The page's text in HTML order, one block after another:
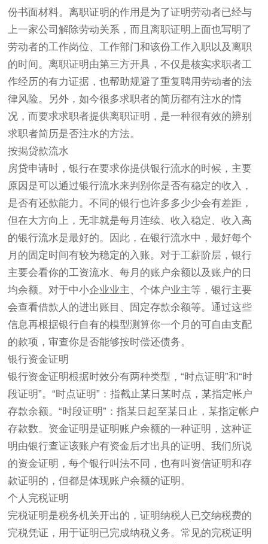
份书面材料。离职证明的作用是为了证明劳动者已经与
上一家公司解除劳动关系，而且离职证明上面也写明了
劳动者的工作岗位、工作部门和该份工作入职以及离职
的时间。离职证明由第三方开具，不仅是核实求职者工
作经历的有力证据，也帮助规避了重复聘用劳动者的法
律风险。另外，如今很多求职者的简历都有注水的情
况，而要求求职者提供离职证明，是一种很有效的辨别
求职者简历是否注水的方法。
按揭贷款流水
房贷申请时，银行在要求你提供银行流水的时候，主要
原因是可以通过银行流水来判别你是否有稳定的收入，
是否有还款能力。不同的银行也许多多少少会有差距，
但在大方向上，无非就是每月连续、收入稳定、收入高
的银行流水是最好的。因此，在银行流水中，最好每个
月的固定时间有较为稳定的入账。对于工薪阶层，银行
主要会看你的工资流水、每月的账户余额以及账户的日
均余额。对于中小企业业主、个体户业主等，银行主要
会查看借款人的进出账目、固定存款余额等。通过这些
信息再根据银行自有的模型测算你一个月的可自由支配
的款项，审查你是否能够按时偿还债务。
银行资金证明
银行资金证明根据时效分有两种类型，“时点证明”和“时
段证明”。“时点证明”：指截止某日某时点，某指定帐户
存款余额。“时段证明”：指某日起至某日止，某指定帐户
存款数。资金证明是证明账户余额的一种证明，这种证
明由银行查证该账户有资金后才出具的证明、我们所说
的资金证明，每个银行叫法不同，也有叫资信证明和存
款证明的，但都是体现账户余额的证明。
个人完税证明
完税证明是税务机关开出的，证明纳税人已交纳税费的
完税凭证，用于证明已完成纳税义务。常见的完税证明